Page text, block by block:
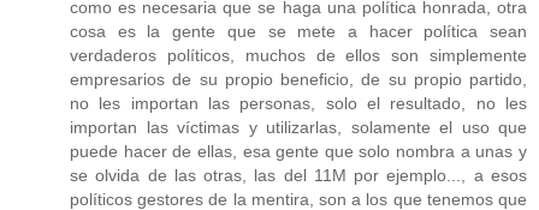
como es necesaria que se haga una política honrada, otra
cosa es la gente que se mete a hacer política sean
verdaderos políticos, muchos de ellos son simplemente
empresarios de su propio beneficio, de su propio partido,
no les importan las personas, solo el resultado, no les
importan las víctimas y utilizarlas, solamente el uso que
puede hacer de ellas, esa gente que solo nombra a unas y
se olvida de las otras, las del 11M por ejemplo..., a esos
políticos gestores de la mentira, son a los que tenemos que